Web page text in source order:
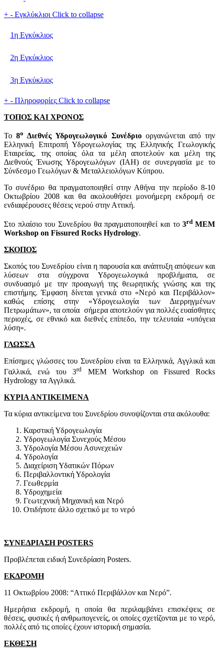
+ - Εγκλύκλιοι Click to collapse
1η Εγκύκλιος
2η Εγκύκλιος
3η Εγκύκλιος
+ - Πληροφορίες Click to collapse
ΤΟΠΟΣ ΚΑΙ ΧΡΟΝΟΣ
Το8ο Διεθνές Υδρογεωλογικό Συνέδριοοργανώνεται από την
Ελληνική Επιτροπή Υδρογεωλογίας της Ελληνικής Γεωλογικής
Εταιρείας, της οποίας όλα τα μέλη αποτελούν και μέλη της
Διεθνούς Ένωσης Υδρογεωλόγων (IAH) σε συνεργασία με το
Σύνδεσμο Γεωλόγων & Μεταλλειολόγων Κύπρου.
Το συνέδριο θα πραγματοποιηθεί στην Αθήνα την περίοδο 8-10
Οκτωβρίου 2008 και θα ακολουθήσει μονοήμερη εκδρομή σε
ενδιαφέρουσες θέσεις νερού στην Αττική.
Στο πλαίσιο του Συνεδρίου θα πραγματοποιηθεί και το3rdMEM
Workshop on Fissured Rocks Hydrology.
ΣΚΟΠΟΣ
Σκοπός του Συνεδρίου είναι η παρουσία και ανάπτυξη απόψεων και
λύσεων στα σύγχρονα Υδρογεωλογικά προβλήματα, σε
συνδυασμό με την προαγωγή της θεωρητικής γνώσης και της
επιστήμης. Έμφαση δίνεται γενικά στο «Νερό και Περιβάλλον»
καθώς επίσης στην «Υδρογεωλογία των Διερρηγμένων
Πετρωμάτων», τα οποία σήμερα αποτελούν για πολλές ευαίσθητες
περιοχές, σε εθνικό και διεθνές επίπεδο, την τελευταία «υπόγεια
λύση».
ΓΛΩΣΣΑ
Επίσημες γλώσσες του Συνεδρίου είναι τα Ελληνικά, Αγγλικά και
Γαλλικά, ενώ του 3rd
MEM Workshop on Fissured Rocks
Hydrology τα Αγγλικά.
ΚΥΡΙΑ ΑΝΤΙΚΕΙΜΕΝΑ
Τα κύρια αντικείμενα του Συνεδρίου συνοψίζονται στα ακόλουθα:
Καρστική Υδρογεωλογία
Υδρογεωλογία Συνεχούς Μέσου
Υδρολογία Μέσου Ασυνεχειών
Υδρολογία
Διαχείριση Υδατικών Πόρων
Περιβαλλοντική Υδρολογία
Γεωθερμία
Υδροχημεία
Γεωτεχνική Μηχανική και Νερό
Οτιδήποτε άλλο σχετικό με το νερό
ΣΥΝΕΔΡΙΑΣΗ POSTERS
Προβλέπεται ειδική Συνεδρίαση Posters.
ΕΚΔΡΟΜΗ
11 Οκτωβρίου 2008: “Αττικό Περιβάλλον και Νερό”.
Ημερήσια εκδρομή, η οποία θα περιλαμβάνει επισκέψεις σε
θέσεις, φυσικές ή ανθρωπογενείς, οι οποίες σχετίζονται με το νερό,
πολλές από τις οποίες έχουν ιστορική σημασία.
ΕΚΘΕΣΗ